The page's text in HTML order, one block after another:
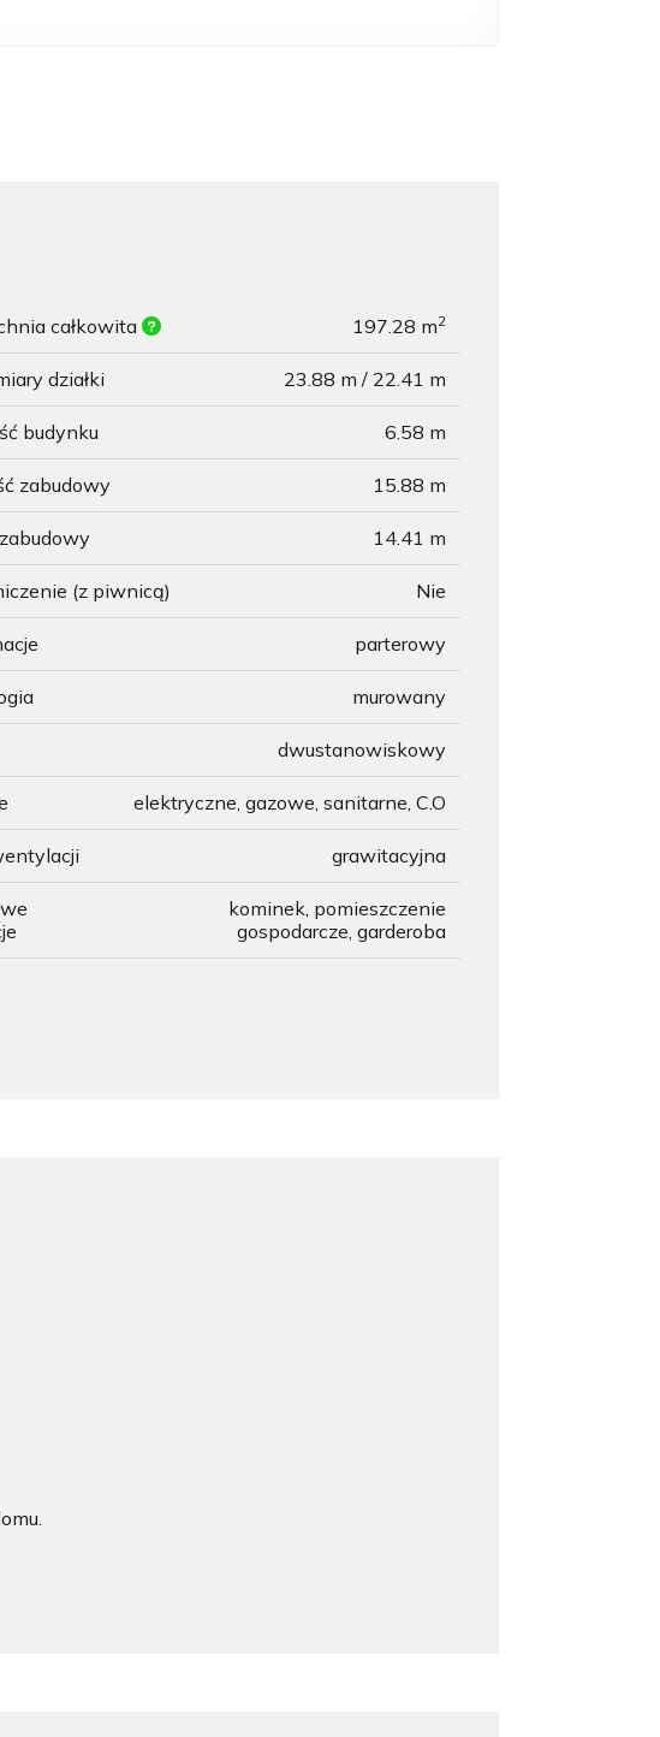
całkowita 197.28 m2
działki 23.88 m / 22.41 m
budynku 6.58 m
zabudowy 15.88 m
14.41 m
(z piwnicą) Nie
parterowy
murowany
dwustanowiskowy
elektryczne, gazowe, sanitarne, C.O
grawitacyjna
kominek, pomieszczenie
gospodarcze, garderoba